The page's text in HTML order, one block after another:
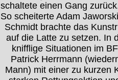
schaltete einen Gang
So scheiterte Adam
Schmidt brachte das
auf die Latte zu setzen. In
knifflige Situationen im
Patrick Herrmann
Mann) mit einer zu kurzen